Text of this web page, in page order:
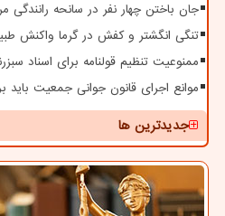
جان باختن چهار نفر در سانحه رانندگی
تنگی انگشتر و کفش در گرما واکنش
ممنوعیت تنظیم قولنامه برای اسناد
موانع اجرای قانون جوانی جمعیت باید
جدیدترین ها